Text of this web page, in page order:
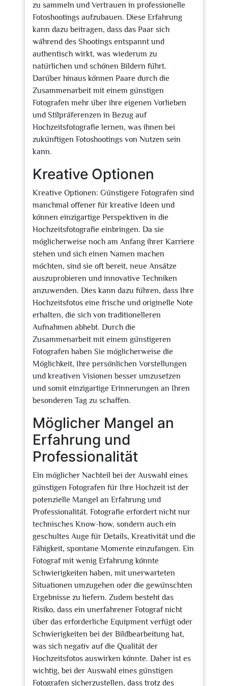
zu sammeln und Vertrauen in professionelle
Fotoshootings aufzubauen. Diese Erfahrung
kann dazu beitragen, dass das Paar sich
während des Shootings entspannt und
authentisch wirkt, was wiederum zu
natürlichen und schönen Bildern führt.
Darüber hinaus können Paare durch die
Zusammenarbeit mit einem günstigen
Fotografen mehr über ihre eigenen Vorlieben
und Stilpräferenzen in Bezug auf
Hochzeitsfotografie lernen, was ihnen bei
zukünftigen Fotoshootings von Nutzen sein
kann.
Kreative Optionen
Kreative Optionen: Günstigere Fotografen sind
manchmal offener für kreative Ideen und
können einzigartige Perspektiven in die
Hochzeitsfotografie einbringen. Da sie
möglicherweise noch am Anfang ihrer Karriere
stehen und sich einen Namen machen
möchten, sind sie oft bereit, neue Ansätze
auszuprobieren und innovative Techniken
anzuwenden. Dies kann dazu führen, dass Ihre
Hochzeitsfotos eine frische und originelle Note
erhalten, die sich von traditionelleren
Aufnahmen abhebt. Durch die
Zusammenarbeit mit einem günstigeren
Fotografen haben Sie möglicherweise die
Möglichkeit, Ihre persönlichen Vorstellungen
und kreativen Visionen besser umzusetzen
und somit einzigartige Erinnerungen an Ihren
besonderen Tag zu schaffen.
Möglicher Mangel an
Erfahrung und
Professionalität
Ein möglicher Nachteil bei der Auswahl eines
günstigen Fotografen für Ihre Hochzeit ist der
potenzielle Mangel an Erfahrung und
Professionalität. Fotografie erfordert nicht nur
technisches Know-how, sondern auch ein
geschultes Auge für Details, Kreativität und die
Fähigkeit, spontane Momente einzufangen. Ein
Fotograf mit wenig Erfahrung könnte
Schwierigkeiten haben, mit unerwarteten
Situationen umzugehen oder die gewünschten
Ergebnisse zu liefern. Zudem besteht das
Risiko, dass ein unerfahrener Fotograf nicht
über das erforderliche Equipment verfügt oder
Schwierigkeiten bei der Bildbearbeitung hat,
was sich negativ auf die Qualität der
Hochzeitsfotos auswirken könnte. Daher ist es
wichtig, bei der Auswahl eines günstigen
Fotografen sicherzustellen, dass trotz des